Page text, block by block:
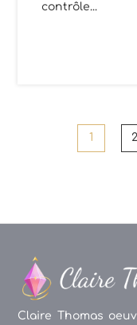
contrôle...
1 2
Claire Thomas